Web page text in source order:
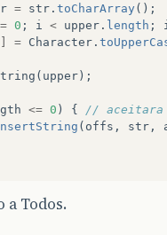
= str . toCharArray ();
= 0 ; i < upper . length ;
= Character .
( upper );
<= 0 ) {
// aceitara
( offs , str ,
iMaxLength
a Todos.